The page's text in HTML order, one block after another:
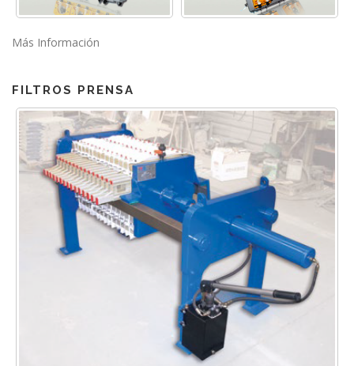
Más Información
FILTROS PRENSA